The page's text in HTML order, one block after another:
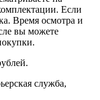
Если
Время осмотра и
вы можете
служба,